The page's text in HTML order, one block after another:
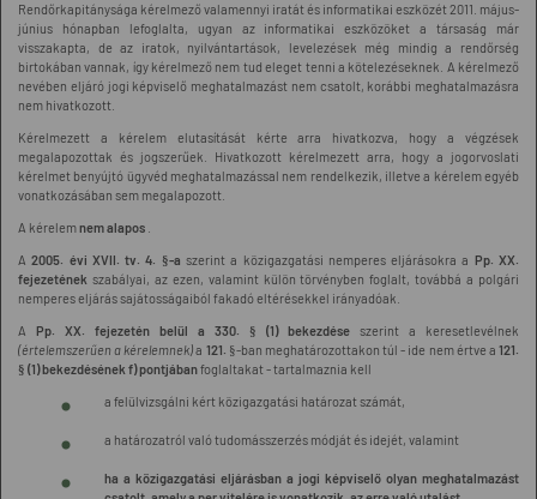
Rendőrkapitánysága kérelmező valamennyi iratát és informatikai eszközét 2011. május-
június hónapban lefoglalta, ugyan az informatikai eszközöket a társaság már
visszakapta, de az iratok, nyilvántartások, levelezések még mindig a rendőrség
birtokában vannak, így kérelmező nem tud eleget tenni a kötelezéseknek. A kérelmező
nevében eljáró jogi képviselő meghatalmazást nem csatolt, korábbi meghatalmazásra
nem hivatkozott.
Kérelmezett a kérelem elutasítását kérte arra hivatkozva, hogy a végzések
megalapozottak és jogszerűek. Hivatkozott kérelmezett arra, hogy a jogorvoslati
kérelmet benyújtó ügyvéd meghatalmazással nem rendelkezik, illetve a kérelem egyéb
vonatkozásában sem megalapozott.
A kérelemnem alapos
A2005. évi XVII. tv. 4. §-a szerint a közigazgatási nemperes eljárásokra a Pp. XX.
fejezetének szabályai, az ezen, valamint külön törvényben foglalt, továbbá a polgári
nemperes eljárás sajátosságaiból fakadó eltérésekkel irányadóak.
A Pp. XX. fejezetén belül a 330. § (1) bekezdése szerint a keresetlevélnek
(értelemszerűen a kérelemnek)a 121. §-ban meghatározottakon túl - ide nem értve a121.
§ (1) bekezdésének f) pontjábanfoglaltakat - tartalmaznia kell
a felülvizsgálni kért közigazgatási határozat számát,
a határozatról való tudomásszerzés módját és idejét, valamint
ha a közigazgatási eljárásban a jogi képviselő olyan meghatalmazást